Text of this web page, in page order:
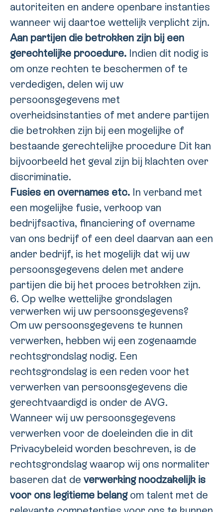
autoriteiten en andere openbare instanties
wanneer wij daartoe wettelijk verplicht zijn.
Aan partijen die betrokken zijn bij een
gerechtelijke procedure. Indien dit nodig is
om onze rechten te beschermen of te
verdedigen, delen wij uw
persoonsgegevens met
overheidsinstanties of met andere partijen
die betrokken zijn bij een mogelijke of
bestaande gerechtelijke procedure Dit kan
bijvoorbeeld het geval zijn bij klachten over
discriminatie.
Fusies en overnames etc. In verband met
een mogelijke fusie, verkoop van
bedrijfsactiva, financiering of overname
van ons bedrijf of een deel daarvan aan een
ander bedrijf, is het mogelijk dat wij uw
persoonsgegevens delen met andere
partijen die bij het proces betrokken zijn.
6. Op welke wettelijke grondslagen
verwerken wij uw persoonsgegevens?
Om uw persoonsgegevens te kunnen
verwerken, hebben wij een zogenaamde
rechtsgrondslag nodig. Een
rechtsgrondslag is een reden voor het
verwerken van persoonsgegevens die
gerechtvaardigd is onder de AVG.
Wanneer wij uw persoonsgegevens
verwerken voor de doeleinden die in dit
Privacybeleid worden beschreven, is de
rechtsgrondslag waarop wij ons normaliter
baseren dat de verwerking noodzakelijk is
voor ons legitieme belangom talent met de